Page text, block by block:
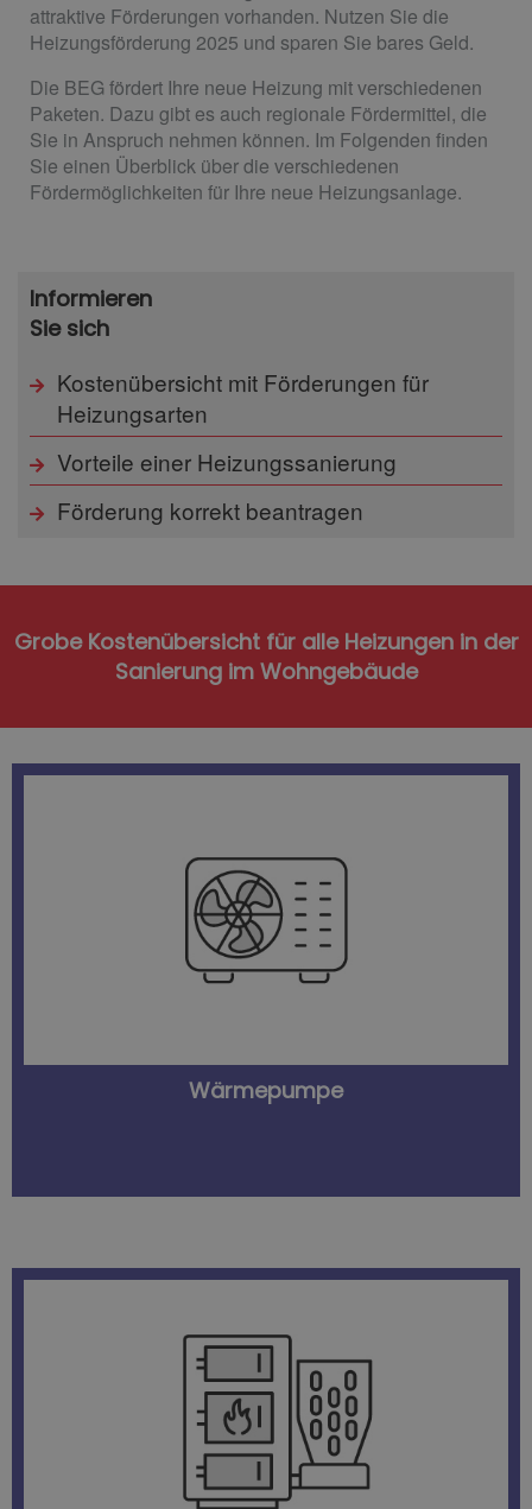
attraktive Förderungen vorhanden. Nutzen Sie die
Heizungsförderung 2025 und sparen Sie bares Geld.
Die BEG fördert Ihre neue Heizung mit verschiedenen
Paketen. Dazu gibt es auch regionale Fördermittel, die
Sie in Anspruch nehmen können. Im Folgenden finden
Sie einen Überblick über die verschiedenen
Fördermöglichkeiten für Ihre neue Heizungsanlage.
Informieren
Sie sich
Kostenübersicht mit Förderungen für
Heizungsarten
Vorteile einer Heizungssanierung
Förderung korrekt beantragen
Grobe Kostenübersicht für alle Heizungen in der
Sanierung im Wohngebäude
Wärmepumpe
den Betrieb von Wand- und Fußbodenheizungen.
Um die kostenlose Umweltwärme nutzbar zu
machen, brauchen Wärmepumpen etwas Strom für
Pumpe und Antrieb.
kommt Biomasse zum Einsatz – je nach Heizung ist
alles von Holz über Gräser bis zu Tierdung möglich.
Geeignete Biomasse ist meist regional und
preiswert verfügbar.